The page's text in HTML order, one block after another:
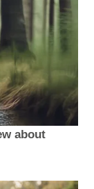
about